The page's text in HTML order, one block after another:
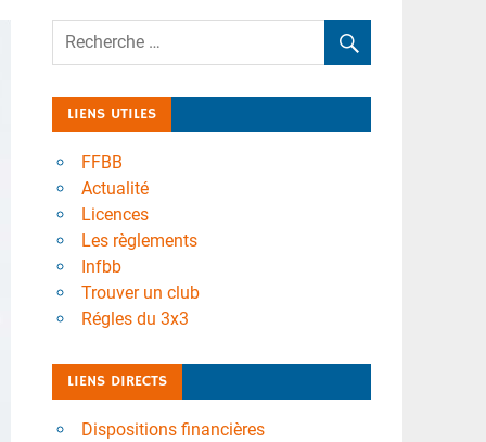
LIENS UTILES
FFBB
Actualité
Licences
Les règlements
Infbb
Trouver un club
Régles du 3x3
LIENS DIRECTS
Dispositions financières